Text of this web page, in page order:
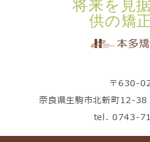
将来を見
供の矯
〒630-
奈良県生駒市北新町12-
tel.0743-